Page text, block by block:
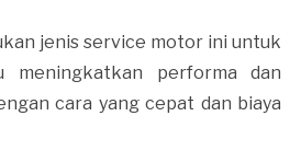
jenis service motor ini untuk
meningkatkan performa dan
cara yang cepat dan biaya